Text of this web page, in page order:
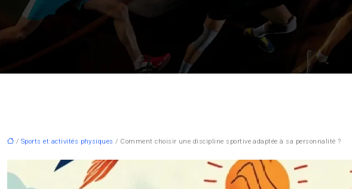
/ Sports et activités physiques / Comment choisir une discipline sportive adaptée à sa personnalité ?